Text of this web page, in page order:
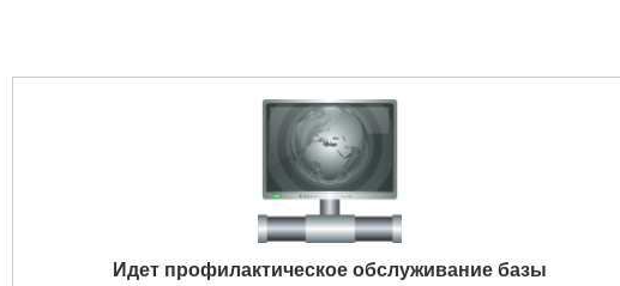
Идет профилактическое обслуживание базы